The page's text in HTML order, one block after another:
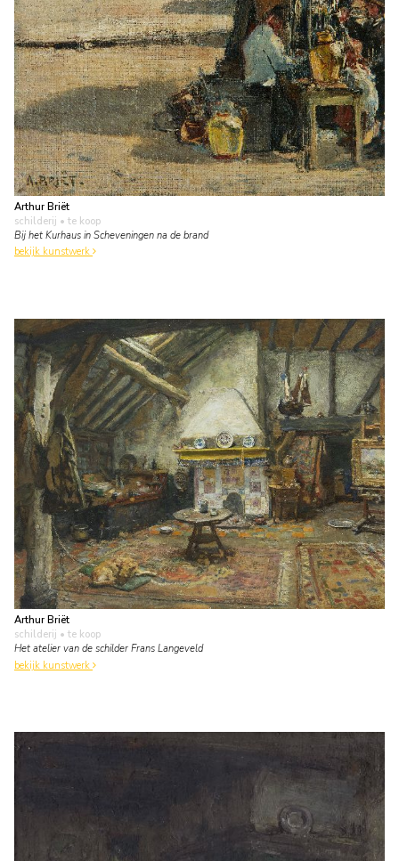
Arthur Briët
schilderij • te koop
Bij het Kurhaus in Scheveningen na de brand
bekijk kunstwerk
Arthur Briët
schilderij • te koop
Het atelier van de schilder Frans Langeveld
bekijk kunstwerk